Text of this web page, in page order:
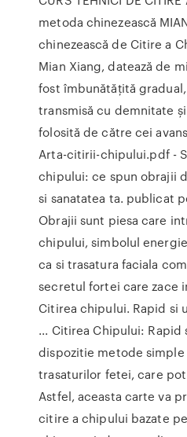
metoda chinezească
chinezească de Citire a
Mian Xiang, datează de
fost îmbunătățită
transmisă cu demnitate
folosită de către cei
Arta-citirii-chipului.pdf -
chipului: ce spun obrajii
si sanatatea ta. publicat
Obrajii sunt piesa care
chipului, simbolul
ca si trasatura faciala
secretul fortei care zace
Citirea chipului. Rapid si
... Citirea Chipului: Rapid
dispozitie metode simple
trasaturilor fetei, care
Astfel, aceasta carte va
citire a chipului bazate